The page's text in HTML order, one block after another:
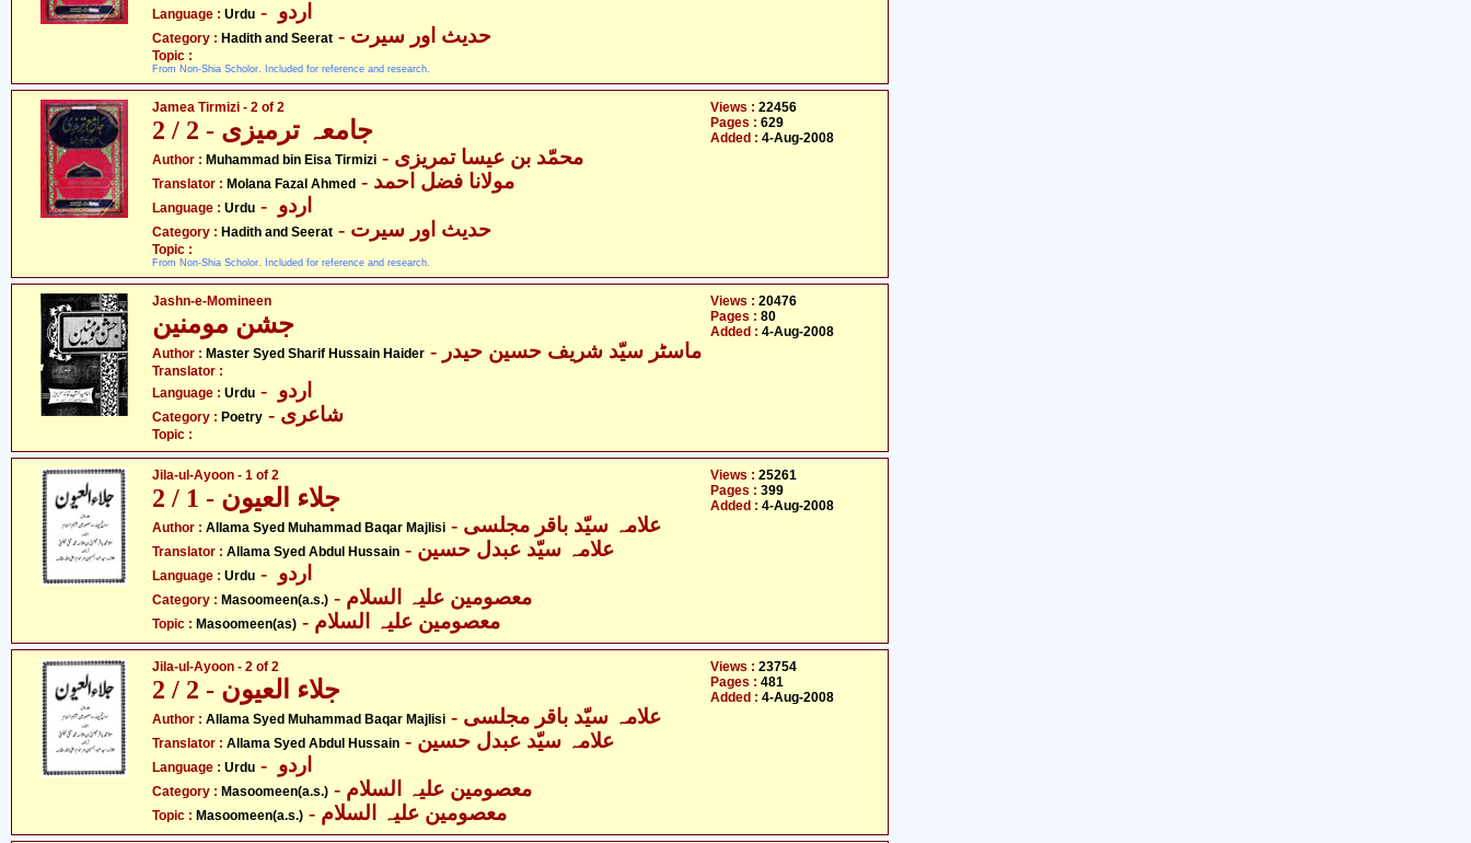
Language : Urdu
Category : Hadith and Seerat - حدیث اور سیرت
Topic :
From Non-Shia Scholor. Included for reference and research.
Jamea Tirmizi - 2 of 2
جامعہ ترمیزی - 2 / 2
Author : Muhammad bin Eisa Tirmizi
Translator : Molana Fazal Ahmed - مولانا فضل احمد
Language : Urdu
Category : Hadith and Seerat - حدیث اور سیرت
Topic :
From Non-Shia Scholor. Included for reference and research.
Views : 22456
Pages : 629
Added : 4-Aug-2008
Jashn-e-Momineen
Author : Master Syed Sharif Hussain Haider - ماسٹر سیّد شریف حسین حیدر
Translator :
Language : Urdu
Category : Poetry - شاعری
Topic :
Views : 20476
Pages : 80
Added : 4-Aug-2008
Jila-ul-Ayoon - 1 of 2
جلاء العیون - 1 / 2
Author : Allama Syed Muhammad Baqar Majlisi
Translator : Allama Syed Abdul Hussain - علامہ سیّد عبدل حسین
Language : Urdu
Category : Masoomeen(a.s.)
Topic : Masoomeen(as) - معصومین علیہ السلام
Views : 25261
Pages : 399
Added : 4-Aug-2008
Jila-ul-Ayoon - 2 of 2
جلاء العیون - 2 / 2
Author : Allama Syed Muhammad Baqar Majlisi
Translator : Allama Syed Abdul Hussain - علامہ سیّد عبدل حسین
Language : Urdu
Category : Masoomeen(a.s.)
Topic : Masoomeen(a.s.) - معصومین علیہ السلام
Views : 23754
Pages : 481
Added : 4-Aug-2008